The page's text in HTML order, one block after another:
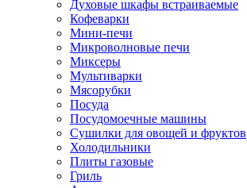
Духовые шкафы встраиваемые
Кофеварки
Мини-печи
Микроволновые печи
Миксеры
Мультиварки
Мясорубки
Посуда
Посудомоечные машины
Сушилки для овощей и фруктов
Холодильники
Плиты газовые
Гриль